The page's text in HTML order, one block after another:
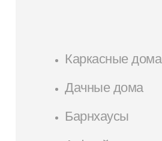
Каркасные дома
Дачные дома
Барнхаусы